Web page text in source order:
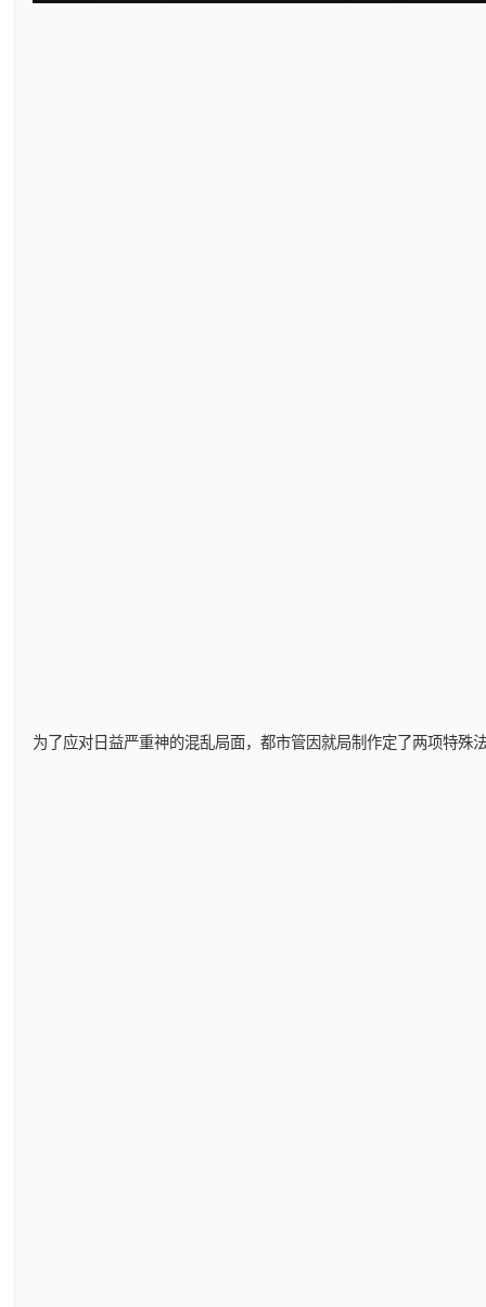
为了应对日益严重神的混乱局面，都市管因就局制作定了两项特